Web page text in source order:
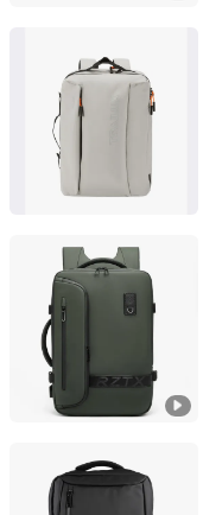
Ningbo Haishu
Zhejiang, China
Guangzhou Juli
Guangdong, China
Anhui Imp. & Exp.